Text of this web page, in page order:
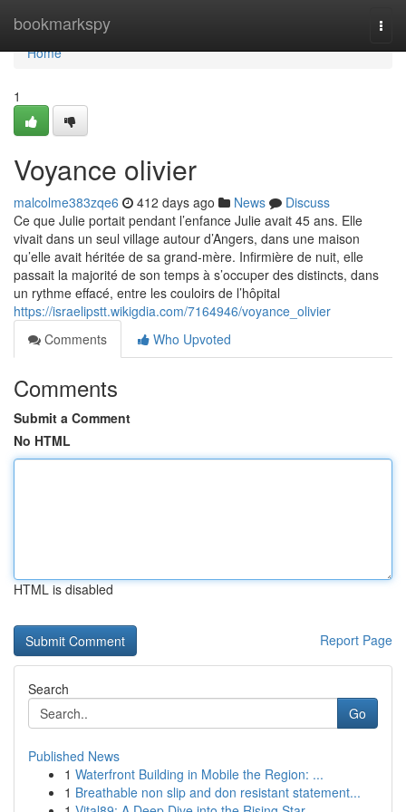
bookmarkspy
Home
Home
1
Voyance olivier
malcolme383zqe6 412 days ago News
Discuss
Ce que Julie portait pendant l’enfance Julie avait 45 ans. Elle
vivait dans un seul village autour d’Angers, dans une maison
qu’elle avait héritée de sa grand-mère. Infirmière de nuit, elle
passait la majorité de son temps à s’occuper des distincts, dans
un rythme effacé, entre les couloirs de l’hôpital
https://israelipstt.wikigdia.com/7164946/voyance_olivier
Comments
Who Upvoted
Comments
Submit a Comment
No HTML
HTML is disabled
Report Page
Search
Go
Published News
1 Waterfront Building in Mobile the Region: ...
1 Breathable non slip and don resistant statement...